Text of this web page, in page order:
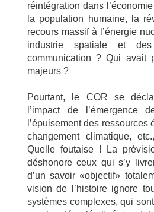
réintégration dans
la population humaine, la
recours massif à l’énergie
industrie spatiale et
communication ? Qui avait
majeurs ?
Pourtant, le COR se
l’impact de l’émergence
l’épuisement des
changement climatique,
Quelle foutaise ! La
déshonore ceux qui s’y
d’un savoir «objectif»
vision de l’histoire ignore
systèmes complexes, qui